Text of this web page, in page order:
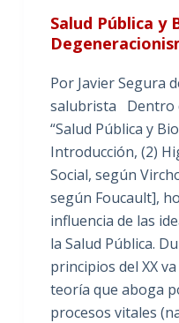
Salud Pública y
Por Javier Segura
salubrista Dentro
“Salud Pública y
Introducción, (2)
Social, según
según Foucault],
influencia de las
la Salud Pública.
principios del XX
teoría que aboga
procesos vitales